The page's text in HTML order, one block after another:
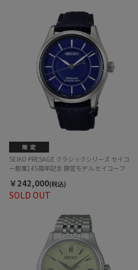
SOLD OUT
SEIKO PRESAGE クラシックシリーズ セイコ
ー創業145周年記念 限定モデル セイコーブル
￥242,000(税込)